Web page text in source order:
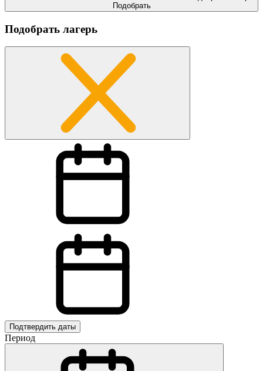
Подобрать
Подобрать лагерь
Подтвердить даты
Период